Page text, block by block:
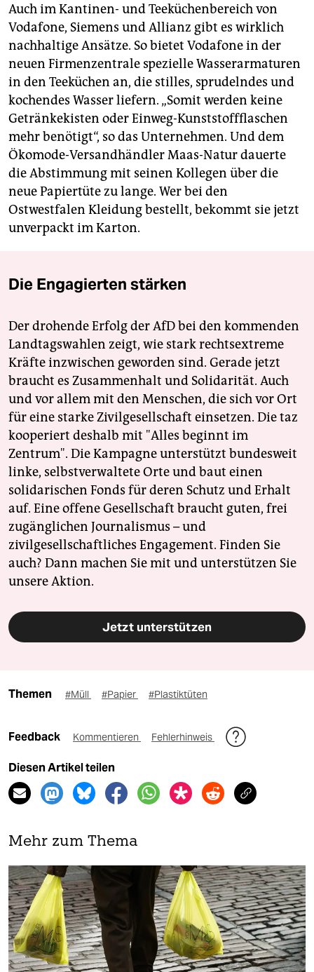
Auch im Kantinen- und Teeküchenbereich von
Vodafone, Siemens und Allianz gibt es wirklich
nachhaltige Ansätze. So bietet Vodafone in der
neuen Firmenzentrale spezielle Wasserarmaturen
in den Teeküchen an, die stilles, sprudelndes und
kochendes Wasser liefern. „Somit werden keine
Getränkekisten oder Einweg-Kunststoff­flaschen
mehr benötigt“, so das Unternehmen. Und dem
Ökomode-Versandhändler Maas-Natur dauerte
die Abstimmung mit seinen Kollegen über die
neue Papiertüte zu lange. Wer bei den
Ostwestfalen Kleidung bestellt, bekommt sie jetzt
unverpackt im Karton.
Die Engagierten stärken
Der drohende Erfolg der AfD bei den kommenden
Landtagswahlen zeigt, wie stark rechtsextreme
Kräfte inzwischen geworden sind. Gerade jetzt
braucht es Zusammenhalt und Solidarität. Auch
und vor allem mit den Menschen, die sich vor Ort
für eine starke Zivilgesellschaft einsetzen. Die taz
kooperiert deshalb mit "Alles beginnt im
Zentrum". Die Kampagne unterstützt bundesweit
linke, selbstverwaltete Orte und baut einen
solidarischen Fonds für deren Schutz und Erhalt
auf. Eine offene Gesellschaft braucht guten, frei
zugänglichen Journalismus – und
zivilgesellschaftliches Engagement. Finden Sie
auch? Dann machen Sie mit und unterstützen Sie
unsere Aktion.
Jetzt unterstützen
Themen #Müll #Papier #Plastiktüten
Feedback Kommentieren Fehlerhinweis
Diesen Artikel teilen
Mehr zum Thema